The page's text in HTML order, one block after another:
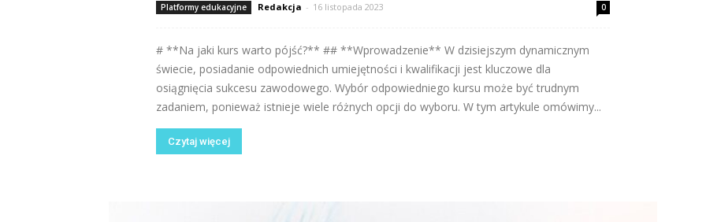
Platformy edukacyjne Redakcja - 16 listopada 2023 0
# **Na jaki kurs warto pójść?** ## **Wprowadzenie** W dzisiejszym dynamicznym
świecie, posiadanie odpowiednich umiejętności i kwalifikacji jest kluczowe dla
osiągnięcia sukcesu zawodowego. Wybór odpowiedniego kursu może być trudnym
zadaniem, ponieważ istnieje wiele różnych opcji do wyboru. W tym artykule omówimy...
Czytaj więcej